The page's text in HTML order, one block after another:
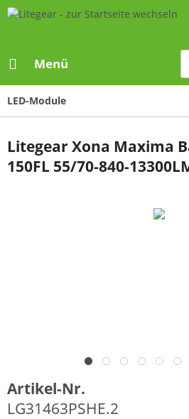
Menü
LED-Module
Litegear Xona Maxima
150FL 55/70-840-
Artikel-Nr.
LG31463PSHE.2